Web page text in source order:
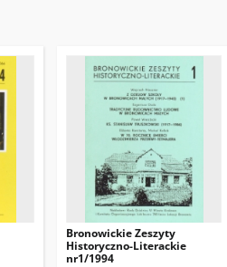
Bronowickie Zeszyty
Historyczno-Literackie
nr1/1994